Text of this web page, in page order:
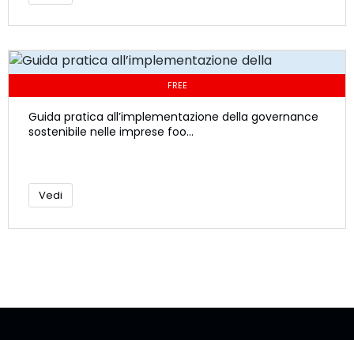
FREE
Guida pratica all’implementazione della governance
sostenibile nelle imprese foo...
Vedi